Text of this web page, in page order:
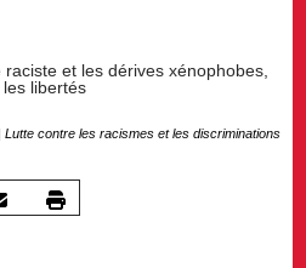
|Lutte contre les racismes et les discriminations